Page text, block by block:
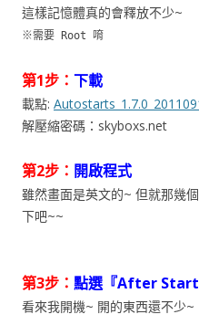
這樣記憶體真的會釋放不少~
※需要 Root 唷
第1步： 下載
載點:
解壓縮密碼：skyboxs.net
第2步： 開啟程式
雖然畫面是英文的~ 但就那幾
下吧~~
第3步： 點選『After
看來我開機~ 開的東西還不少~